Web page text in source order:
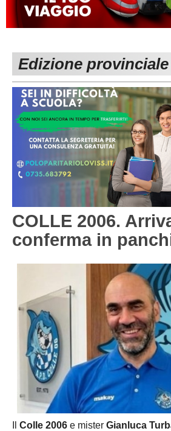
MACERATA
ECCELLENZA
1^ CATEGORIA
2^ CATEGORIA
3^ CATEGORIA
GIOVANILI
REGIONALI
Edizione
COLLE 2006.
conferma in
Colle 2006 e mister Gianluca